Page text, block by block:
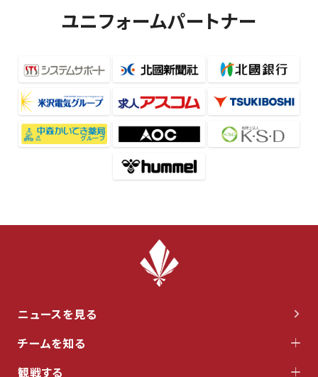
ユニフォームパートナー
ニュースを見る
チームを知る
観戦する